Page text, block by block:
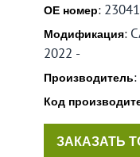
OE номер:
Модификация:
2022 -
Производитель:
Код
ЗАКАЗАТЬ